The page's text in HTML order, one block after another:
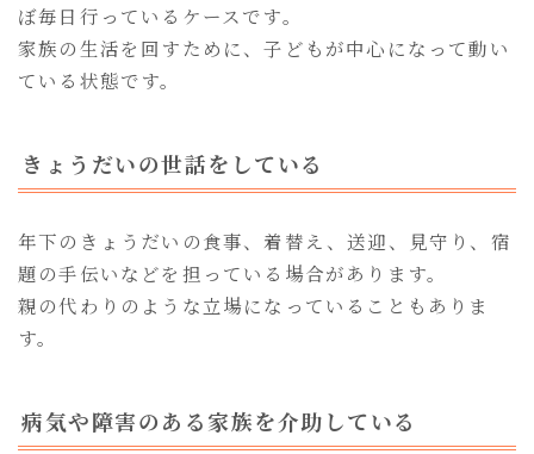
ぼ毎日行っているケースです。
家族の生活を回すために、子どもが中心になって動い
ている状態です。
きょうだいの世話をしている
年下のきょうだいの食事、着替え、送迎、見守り、宿
題の手伝いなどを担っている場合があります。
親の代わりのような立場になっていることもありま
す。
病気や障害のある家族を介助している